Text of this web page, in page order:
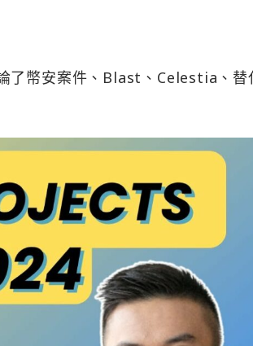
了幣安案件、Blast、Celestia、替